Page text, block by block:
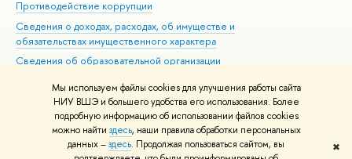
Мы используем файлы cookies для улучшения работы сайта
НИУ ВШЭ и большего удобства его использования. Более
подробную информацию об использовании файлов cookies
можно найти здесь, наши правила обработки персональных
данных –здесь. Продолжая пользоваться сайтом, вы
✖
Противодействие коррупции
Сведения о доходах, расходах, об имуществе и
обязательствах имущественного характера
Сведения об образовательной организации
Людям с ограниченными возможностями здоровья
Единая платежная страница
Работа в Вышке